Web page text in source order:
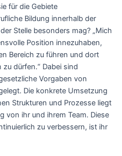
für die Gebiete
Bildung innerhalb der
Stelle besonders mag? „Mich
Position innezuhaben,
Bereich zu führen und dort
dürfen.“ Dabei sind
Vorgaben von
Die konkrete Umsetzung
Strukturen und Prozesse liegt
von ihr und ihrem Team. Diese
zu verbessern, ist ihr